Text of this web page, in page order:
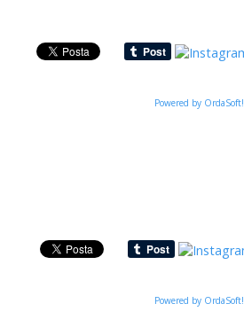
Powered by OrdaSoft!
Powered by OrdaSoft!